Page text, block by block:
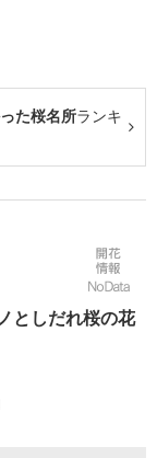
た桜名所ランキ
としだれ桜の花